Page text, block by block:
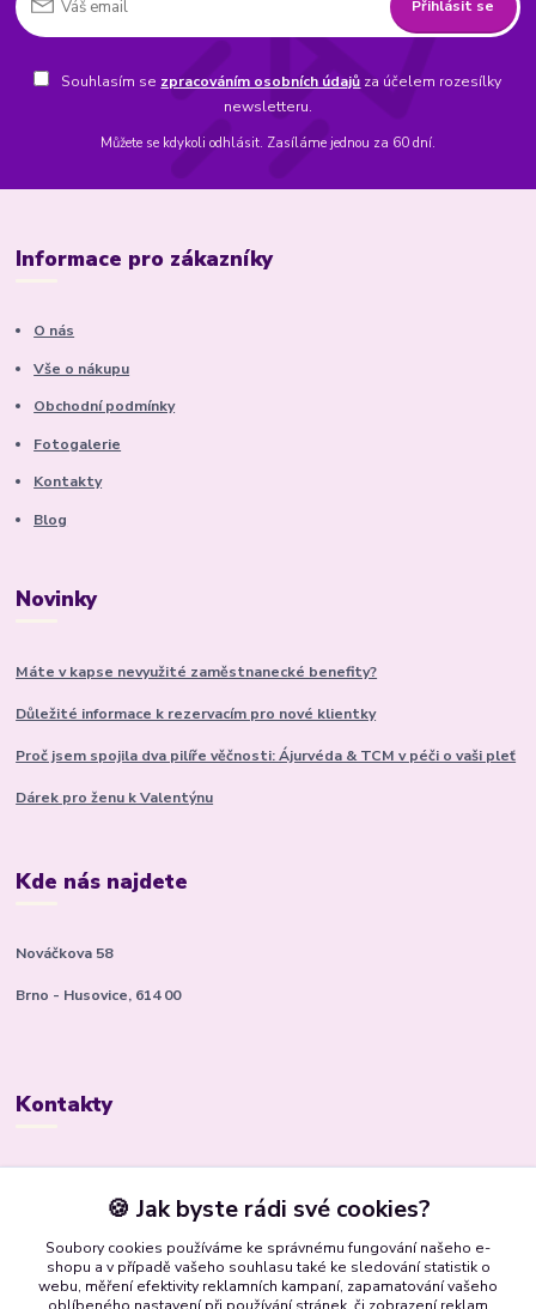
Přihlásit se
Souhlasím se zpracováním osobních údajů za účelem rozesílky
newsletteru.
Můžete se kdykoli odhlásit. Zasíláme jednou za 60 dní.
Informace pro zákazníky
O nás
Vše o nákupu
Obchodní podmínky
Fotogalerie
Kontakty
Blog
Novinky
Máte v kapse nevyužité zaměstnanecké benefity?
Důležité informace k rezervacím pro nové klientky
Proč jsem spojila dva pilíře věčnosti: Ájurvéda & TCM v péči o vaši pleť
Dárek pro ženu k Valentýnu
Kde nás najdete
Nováčkova 58
Brno - Husovice, 614 00
Kontakty
+420 799 506 472
(Po-Pá, 8-16 hod.)
bsbrno@gmail.com
🍪 Jak byste rádi své cookies?
Soubory cookies používáme ke správnému fungování našeho e-
shopu a v případě vašeho souhlasu také ke sledování statistik o
webu, měření efektivity reklamních kampaní, zapamatování vašeho
oblíbeného nastavení při používání stránek, či zobrazení reklam